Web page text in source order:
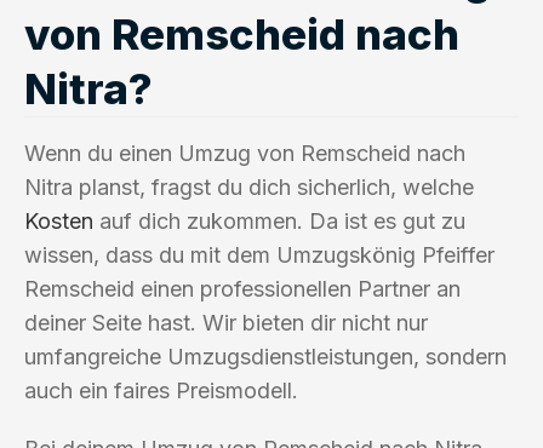
von Remscheid nach
Nitra?
Wenn du einen Umzug von Remscheid nach
Nitra planst, fragst du dich sicherlich, welche
Kosten auf dich zukommen. Da ist es gut zu
wissen, dass du mit dem Umzugskönig Pfeiffer
Remscheid einen professionellen Partner an
deiner Seite hast. Wir bieten dir nicht nur
umfangreiche Umzugsdienstleistungen, sondern
auch ein faires Preismodell.